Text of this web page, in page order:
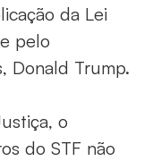
da Lei
pelo
Donald Trump.
o
do STF não